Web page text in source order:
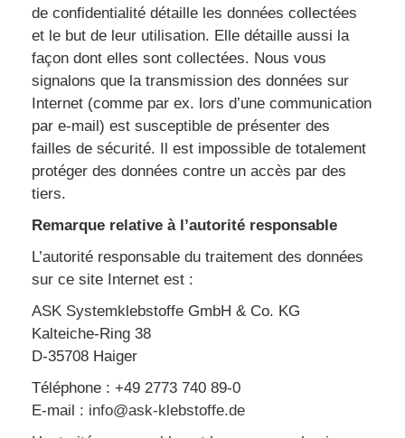
de confidentialité détaille les données collectées
et le but de leur utilisation. Elle détaille aussi la
façon dont elles sont collectées. Nous vous
signalons que la transmission des données sur
Internet (comme par ex. lors d’une communication
par e-mail) est susceptible de présenter des
failles de sécurité. Il est impossible de totalement
protéger des données contre un accès par des
tiers.
Remarque relative à l’autorité responsable
L’autorité responsable du traitement des données
sur ce site Internet est :
ASK Systemklebstoffe GmbH & Co. KG
Kalteiche-Ring 38
D-35708 Haiger
Téléphone : +49 2773 740 89-0
E-mail : info@ask-klebstoffe.de